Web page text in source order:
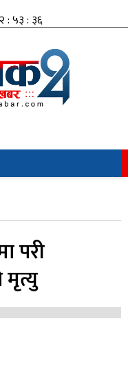
: ५३ : ३६
संजालतिर:
परी